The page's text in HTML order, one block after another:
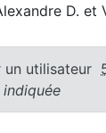
D. et
utilisateur
indiquée